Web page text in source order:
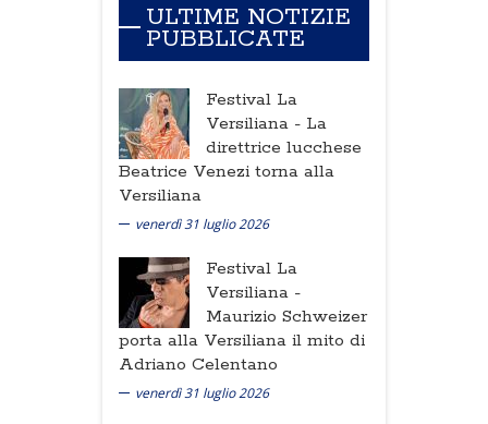
ULTIME NOTIZIE
PUBBLICATE
Festival La
Versiliana - La
direttrice lucchese
Beatrice Venezi torna alla
Versiliana
venerdì 31 luglio 2026
Festival La
Versiliana -
Maurizio Schweizer
porta alla Versiliana il mito di
Adriano Celentano
venerdì 31 luglio 2026